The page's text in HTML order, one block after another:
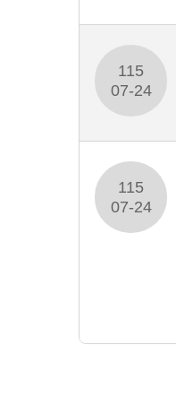
115
07-24
115
07-24